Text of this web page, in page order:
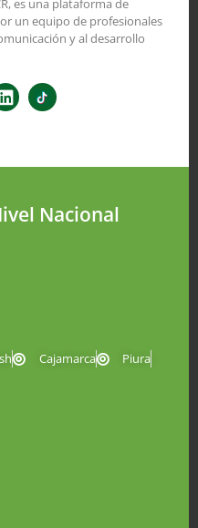
es una plataforma de
un equipo de profesionales
y al desarrollo
Nacional
Cajamarca
Piura